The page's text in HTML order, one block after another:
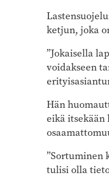
ketjun, joka
”Jokaisella
voidakseen
Hän
eikä itsekään
”Sortuminen
tulisi olla